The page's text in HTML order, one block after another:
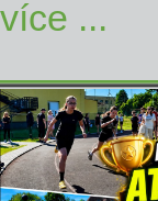
více ...